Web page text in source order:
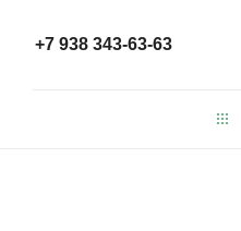
+7 938 343-63-63